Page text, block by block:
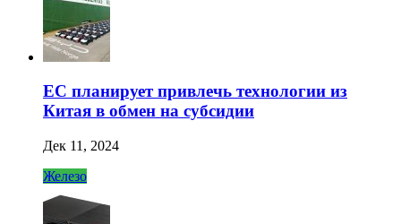
ЕС планирует привлечь технологии из
Китая в обмен на субсидии
Дек 11, 2024
Железо